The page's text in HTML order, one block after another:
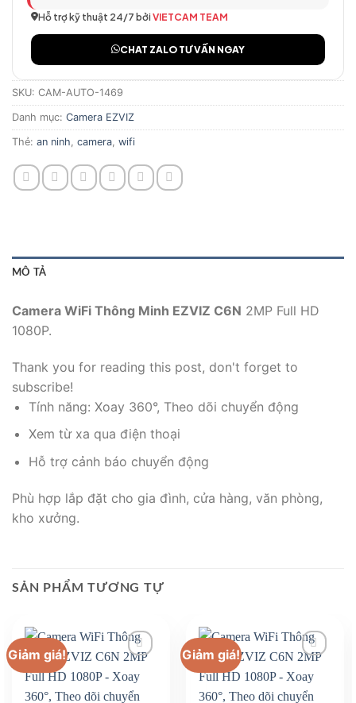
Hỗ trợ kỹ thuật 24/7 bởi VIETCAM TEAM
CHAT ZALO TƯ VẤN NGAY
SKU: CAM-AUTO-1469
Danh mục: Camera EZVIZ
Thẻ: an ninh camera wifi
MÔ TẢ
Camera WiFi Thông Minh EZVIZ C6N 2MP Full HD
1080P.
Thank you for reading this post, don't forget to
subscribe!
Tính năng: Xoay 360°, Theo dõi chuyển động
Xem từ xa qua điện thoại
Hỗ trợ cảnh báo chuyển động
Phù hợp lắp đặt cho gia đình, cửa hàng, văn phòng,
kho xưởng.
SẢN PHẨM TƯƠNG TỰ
Giảm giá! Giảm giá!